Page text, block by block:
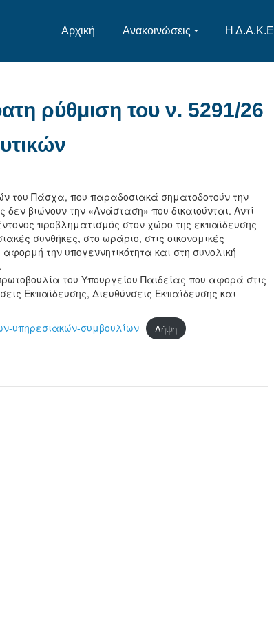
Αρχική Ανακοινώσεις Η Δ.Α.Κ.Ε
ρύθμιση του ν. 5291/26
του Πάσχα, που παραδοσιακά σηματοδοτούν την
βιώνουν την «Ανάσταση» που δικαιούνται. Αντί
προβληματισμός στον χώρο της εκπαίδευσης
συνθήκες, στο ωράριο, στις οικονομικές
την υπογεννητικότητα και στη συνολική
του Υπουργείου Παιδείας που αφορά στις
Εκπαίδευσης, Διευθύνσεις Εκπαίδευσης και
υπηρεσιακών-συμβουλίων
Λήψη